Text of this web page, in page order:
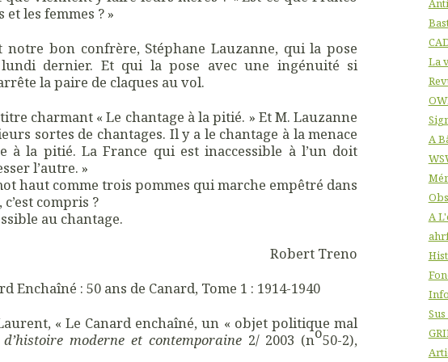
les femmes ? »
notre bon confrère, Stéphane Lauzanne, qui la pose
dernier. Et qui la pose avec une ingénuité si
la paire de claques au vol.
charmant « Le chantage à la pitié. » Et M. Lauzanne
sortes de chantages. Il y a le chantage à la menace
à la pitié. La France qui est inaccessible à l’un doit
l’autre. »
haut comme trois pommes qui marche empêtré dans
compris ?
au chantage.
Robert Treno
Enchaîné : 50 ans de Canard, Tome 1 : 1914-1940
« Le Canard enchaîné, un « objet politique mal
d’histoire moderne et contemporaine2/ 2003 (no50-2),
La
A
A